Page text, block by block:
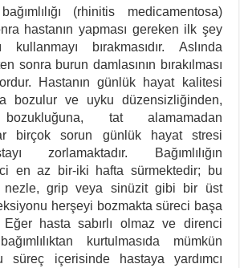
(rhinitis medicamentosa)
hastanın yapması gereken ilk şey
kullanmayı bırakmasıdır. Aslında
sonra burun damlasının bırakılması
Hastanın günlük hayat kalitesi
bozulur ve uyku düzensizliğinden,
bozukluğuna, tat alamamadan
birçok sorun günlük hayat stresi
zorlamaktadır. Bağımlılığın
en az bir-iki hafta sürmektedir; bu
nezle, grip veya sinüzit gibi bir üst
herşeyi bozmakta süreci başa
Eğer hasta sabırlı olmaz ve direnci
kurtulmasıda mümkün
süreç içerisinde hastaya yardımcı